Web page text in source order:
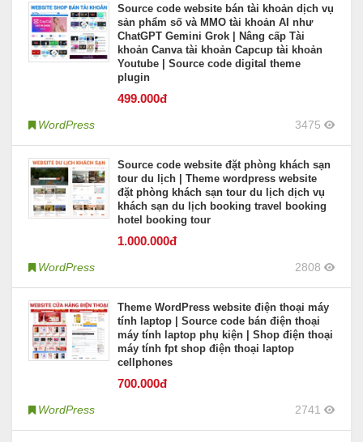
Source code website bán tài khoản dịch vụ
sản phẩm số và MMO tài khoản AI như
ChatGPT Gemini Grok | Nâng cấp Tài
khoản Canva tài khoản Capcup tài khoản
Youtube | Source code digital theme
plugin
499.000đ
WordPress 3475
Source code website đặt phòng khách sạn
tour du lịch | Theme wordpress website
đặt phòng khách sạn tour du lịch dịch vụ
khách sạn du lịch booking travel booking
hotel booking tour
1.000.000đ
WordPress 2808
Theme WordPress website điện thoại máy
tính laptop | Source code bán điện thoại
máy tính laptop phụ kiện | Shop điện thoại
máy tính fpt shop điện thoại laptop
cellphones
700.000đ
WordPress 2741